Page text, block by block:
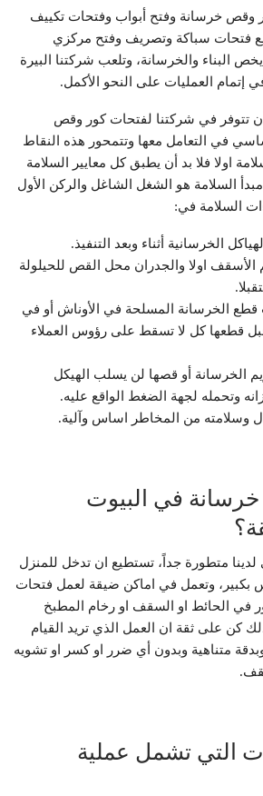
وقص خرسانة وفتح أبواب وفتحات تكييف
مع فتحات سباكة وتصريف وفتح مركزي
البناء والخرسانة، وتلعب شركتنا البيرة
إتمام العمليات على النحو الأكمل.
أن تتوفر في شركتنا لفتحات كور وقص
في التعامل معها وتتمحور هذه النقاط
اولا فلا بد أن يطبق كل معايير السلامة
السلامة هو الشغل الشاغل والركن الأول
السلامة في:
الخرسانية أثناء وبعد التنفيذ.
الأسقف اولا والجدران محل القص للحيلولة
قطع الخرسانة المسلحة في الأوناش أو في
قبل قطعها كل لا تسقط على رؤوس العملاء
الخرسانة أو قصها لن يسلب الهيكل
وتحمله لجهة الضغط الواقع عليه.
وسلامته من المخاطر اساس وآلية.
في البيوت
لدينا متطورة جداً، تستطيع ان تدخل للمنزل
بكبير، وتعمل في اماكن ضيقة لعمل فتحات
في الحائط او السقف او رخام المطبخ
كن على ثقة ان العمل الذي تريد القيام
متناهية وبدون أي ضرر او كسر او تشويه
التي تشمل عملية